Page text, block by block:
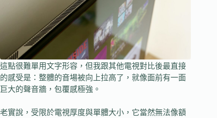
這點很難單用文字形容，但我跟其他電視對比後最直接
的感受是：整體的音場被向上拉高了，就像面前有一面
巨大的聲音牆，包覆感極強。
老實說，受限於電視厚度與單體大小，它當然無法像額